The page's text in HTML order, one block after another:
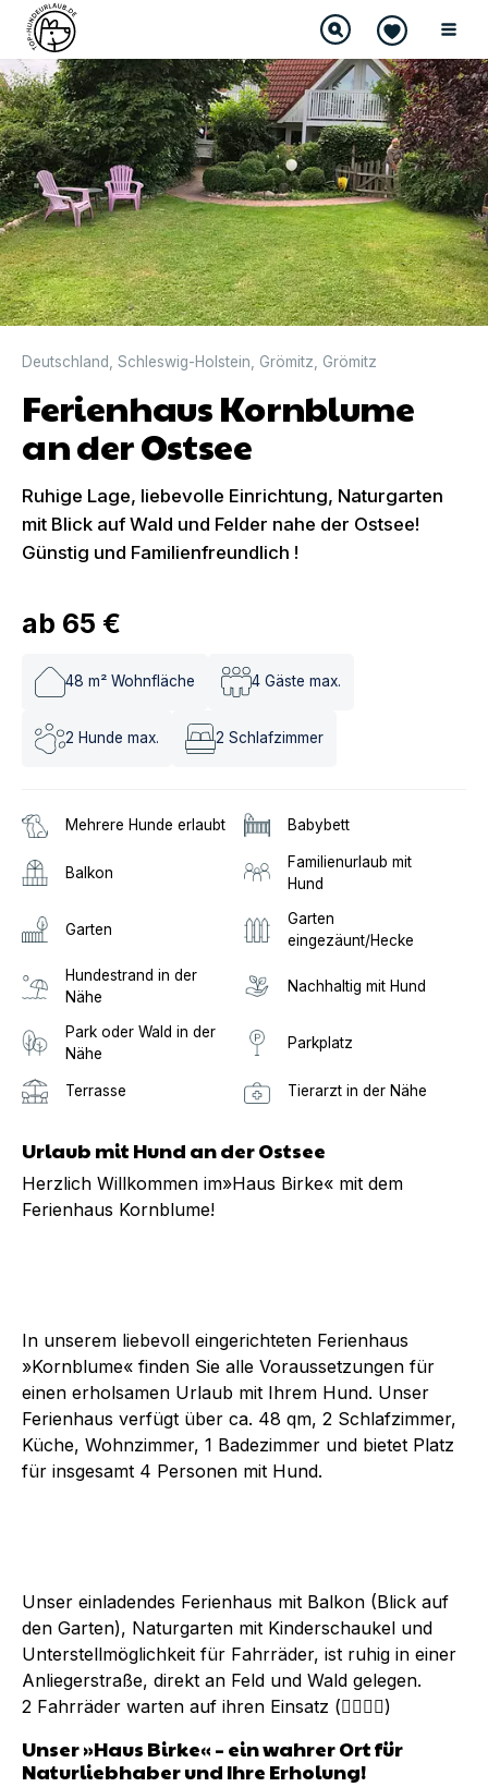
Deutschland Schleswig-Holstein Grömitz Grömitz
Ferienhaus Kornblume
an der Ostsee
Ruhige Lage, liebevolle Einrichtung, Naturgarten
mit Blick auf Wald und Felder nahe der Ostsee!
Günstig und Familienfreundlich !
ab 65 €
48 m² Wohnfläche 4 Gäste max.
2 Hunde max. 2 Schlafzimmer
Mehrere Hunde erlaubt Babybett
Balkon
Familienurlaub mit
Hund
Garten
Garten
eingezäunt/Hecke
Hundestrand in der
Nähe
Nachhaltig mit Hund
Park oder Wald in der
Nähe
Parkplatz
Terrasse Tierarzt in der Nähe
Urlaub mit Hund an der Ostsee
Herzlich Willkommen im»Haus Birke« mit dem
Ferienhaus Kornblume!
In unserem liebevoll eingerichteten Ferienhaus
»Kornblume« finden Sie alle Voraussetzungen für
einen erholsamen Urlaub mit Ihrem Hund. Unser
Ferienhaus verfügt über ca. 48 qm, 2 Schlafzimmer,
Küche, Wohnzimmer, 1 Badezimmer und bietet Platz
für insgesamt 4 Personen mit Hund.
Unser einladendes Ferienhaus mit Balkon (Blick auf
den Garten), Naturgarten mit Kinderschaukel und
Unterstellmöglichkeit für Fahrräder, ist ruhig in einer
Anliegerstraße, direkt an Feld und Wald gelegen.
2 Fahrräder warten auf ihren Einsatz (🧔‍♀️👮‍♂️)
Unser »Haus Birke« – ein wahrer Ort für
Naturliebhaber und Ihre Erholung!